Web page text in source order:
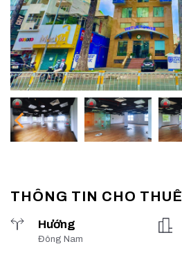
THÔNG TIN CHO THUÊ
Hướng
Đông Nam